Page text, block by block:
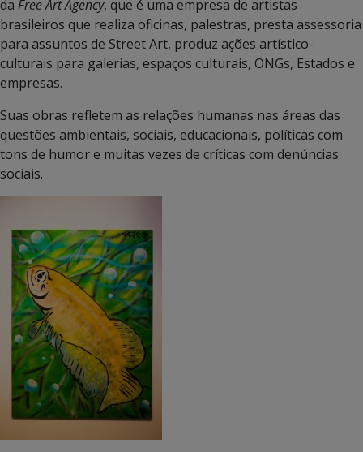
da Free Art Agency, que é uma empresa de artistas
brasileiros que realiza oficinas, palestras, presta assessoria
para assuntos de Street Art, produz ações artístico-
culturais para galerias, espaços culturais, ONGs, Estados e
empresas.
Suas obras refletem as relações humanas nas áreas das
questões ambientais, sociais, educacionais, políticas com
tons de humor e muitas vezes de críticas com denúncias
sociais.